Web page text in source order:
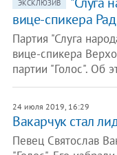
ЭКСКЛЮЗИВ
вице-спикера
Партия "Слуга
вице-спикера
партии "Голос". Об
24 июля 2019, 16:29
Вакарчук стал
Певец Святослав